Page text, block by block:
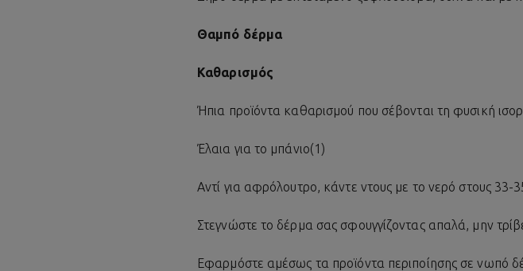
Θαμπό δέρμα
Καθαρισμός
Ήπια προϊόντα καθαρισμού που σέβονται τη φυσική
Έλαια για το μπάνιο(1)
Αντί για αφρόλουτρο, κάντε ντους με το νερό στους 33-
Στεγνώστε το δέρμα σας σφουγγίζοντας απαλά, μην
Εφαρμόστε αμέσως τα προϊόντα περιποίησης σε νωπό